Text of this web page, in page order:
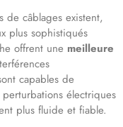
de câblages existent,
plus sophistiqués
offrent une meilleure
capables de
électriques
plus fluide et fiable.